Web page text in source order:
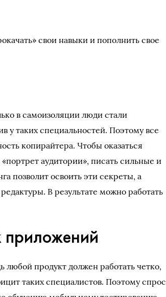
свои навыки и пополнить свое
в самоизоляции люди стали
у таких специальностей. Поэтому все
копирайтера. Чтобы оказаться
аудитории», писать сильные и
позволит освоить эти секреты, а
В результате можно работать
приложений
продукт должен работать четко,
таких специалистов. Поэтому спрос